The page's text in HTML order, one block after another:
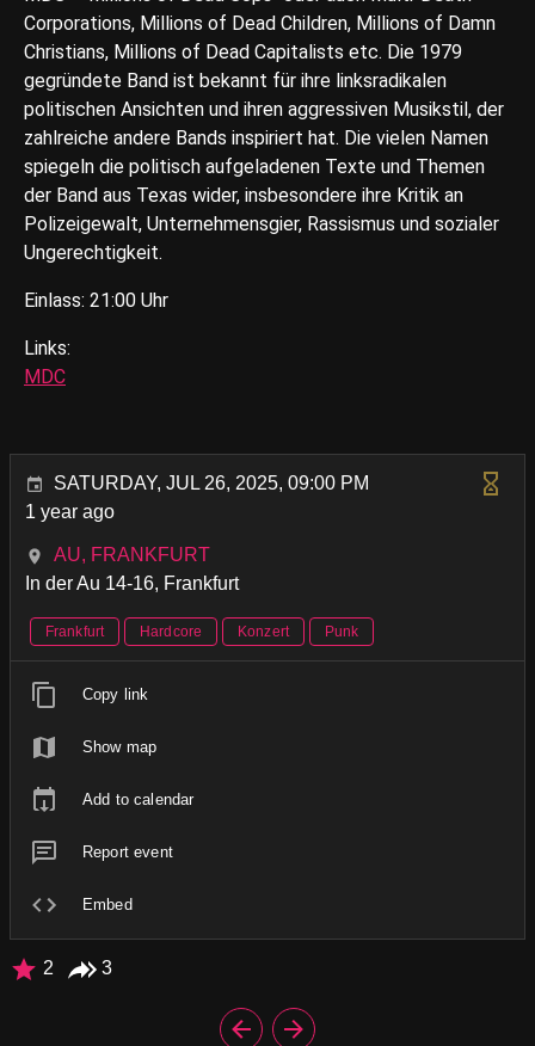
Corporations, Millions of Dead Children, Millions of Damn
Christians, Millions of Dead Capitalists etc. Die 1979
gegründete Band ist bekannt für ihre linksradikalen
politischen Ansichten und ihren aggressiven Musikstil, der
zahlreiche andere Bands inspiriert hat. Die vielen Namen
spiegeln die politisch aufgeladenen Texte und Themen
der Band aus Texas wider, insbesondere ihre Kritik an
Polizeigewalt, Unternehmensgier, Rassismus und sozialer
Ungerechtigkeit.
Einlass: 21:00 Uhr
Links:
MDC
SATURDAY, JUL 26, 2025, 09:00 PM
1 year ago
AU, FRANKFURT
In der Au 14-16, Frankfurt
Frankfurt Hardcore Konzert Punk
Copy link
Show map
Add to calendar
Report event
Embed
2 3